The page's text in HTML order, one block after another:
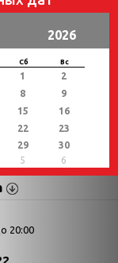
2026
Сб Вс
1
2
8
9
15
16
22
23
29
30
5 6
20:00